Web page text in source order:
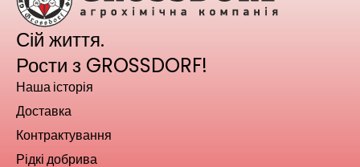
Сій життя.
Рости з GROSSDORF!
Наша історія
Доставка
Контрактування
Рідкі добрива